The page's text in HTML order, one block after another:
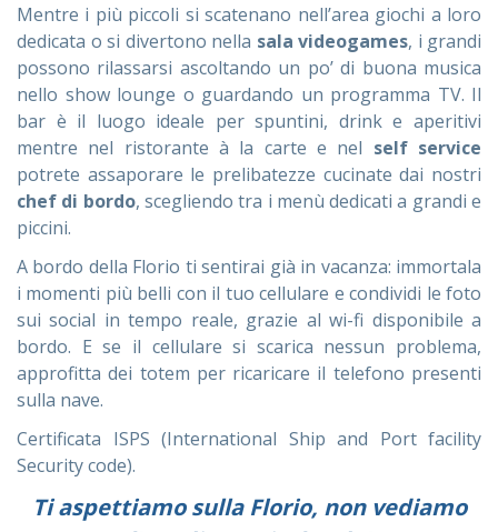
Mentre i più piccoli si scatenano nell’area giochi a loro
dedicata o si divertono nella sala videogames, i grandi
possono rilassarsi ascoltando un po’ di buona musica
nello show lounge o guardando un programma TV. Il
bar è il luogo ideale per spuntini, drink e aperitivi
mentre nel ristorante à la carte e nel self service
potrete assaporare le prelibatezze cucinate dai nostri
chef di bordo, scegliendo tra i menù dedicati a grandi e
piccini.
A bordo della Florio ti sentirai già in vacanza: immortala
i momenti più belli con il tuo cellulare e condividi le foto
sui social in tempo reale, grazie al wi-fi disponibile a
bordo. E se il cellulare si scarica nessun problema,
approfitta dei totem per ricaricare il telefono presenti
sulla nave.
Certificata ISPS (International Ship and Port facility
Security code).
Ti aspettiamo sulla Florio, non vediamo